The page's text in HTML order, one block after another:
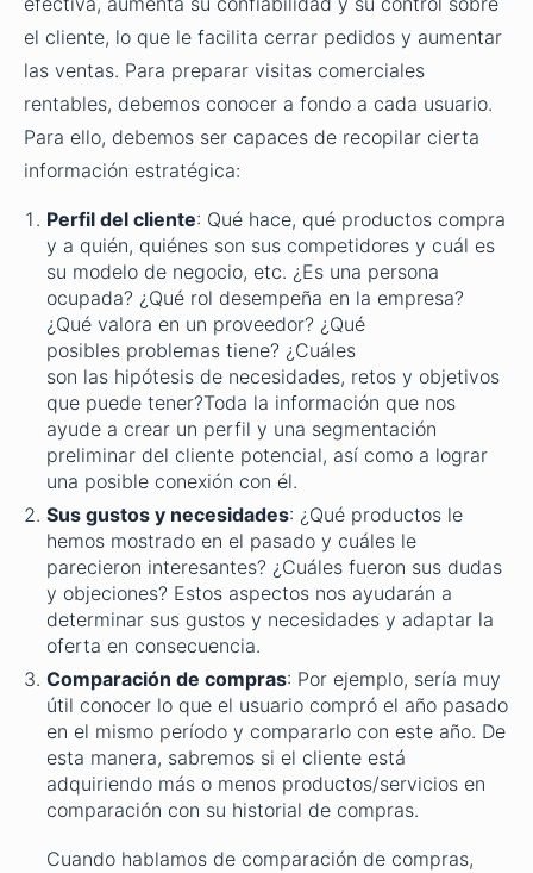
el cliente, lo que le facilita cerrar pedidos y aumentar
las ventas. Para preparar visitas comerciales
rentables, debemos conocer a fondo a cada usuario.
Para ello, debemos ser capaces de recopilar cierta
información estratégica:
Perfil del cliente: Qué hace, qué productos compra
y a quién, quiénes son sus competidores y cuál es
su modelo de negocio, etc. ¿Es una persona
ocupada? ¿Qué rol desempeña en la empresa?
¿Qué valora en un proveedor? ¿Qué
posibles problemas tiene? ¿Cuáles
son las hipótesis de necesidades, retos y objetivos
que puede tener?Toda la información que nos
ayude a crear un perfil y una segmentación
preliminar del cliente potencial, así como a lograr
una posible conexión con él.
Sus gustos y necesidades: ¿Qué productos le
hemos mostrado en el pasado y cuáles le
parecieron interesantes? ¿Cuáles fueron sus dudas
y objeciones? Estos aspectos nos ayudarán a
determinar sus gustos y necesidades y adaptar la
oferta en consecuencia.
Comparación de compras: Por ejemplo, sería muy
útil conocer lo que el usuario compró el año pasado
en el mismo período y compararlo con este año. De
esta manera, sabremos si el cliente está
adquiriendo más o menos productos/servicios en
comparación con su historial de compras.
Cuando hablamos de comparación de compras,